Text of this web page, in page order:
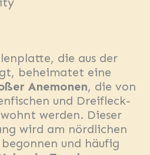
die aus der
beheimatet eine
Anemonen, die von
und Dreifleck-
werden. Dieser
wird am nördlichen
und häufig